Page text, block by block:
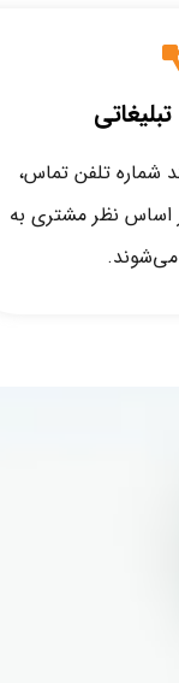
شماره تلفن تماس،
اساس نظر مشتری به
می‌شوند.